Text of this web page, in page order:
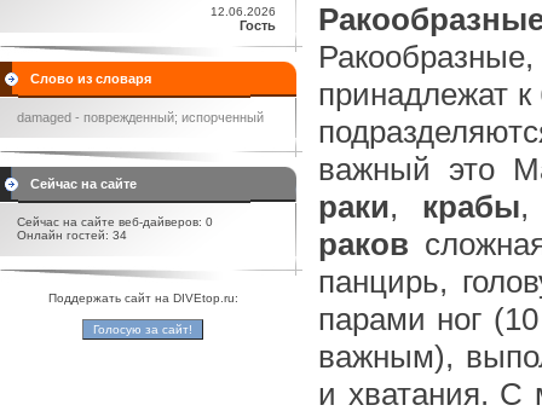
12.06.2026
Гость
Слово из словаря
damaged - поврежденный; испорченный
Сейчас на сайте
Сейчас на сайте веб-дайверов: 0
Онлайн гостей: 34
Поддержать сайт на DIVEtop.ru:
принадлежат
важный это
раки, крабы,
раков
панцирь,
парами ног
важным),
и хватания. С